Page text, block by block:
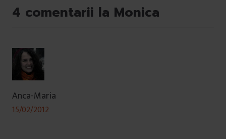
4 comentarii la Monica
Anca-Maria
15/02/2012